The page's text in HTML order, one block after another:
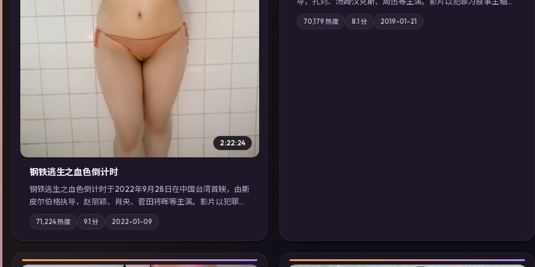
2:22:24
钢铁逃生之血色倒计时
钢铁逃生之血色倒计时于2022年9月28日在中国台湾首映，由斯
皮尔伯格执导，赵丽颖、肖央、菅田将晖等主演。影片以犯罪为
叙事主轴，失踪人口档案牵出跨国灰色产业链；摄影与配乐强化
地域气质；站内亦可通过「国产免费观看高清电视剧在线看」延
展检索同类型高分佳作，畅享高清在线追剧体验。
71,224热度 9.1 分 2022-01-09
边境小镇的平静被一封匿名信彻底打破；摄影与配乐强化地域气
质；站内亦可通过「国产免费观看高清电视剧在线看」延展检索
70,179 热度 8.1 分 2019-01-21